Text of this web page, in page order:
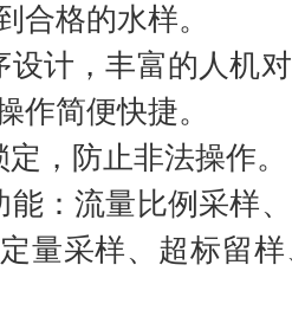
合格的水样。
设计，丰富的人机
作简便快捷。
，防止非法操作。
能：流量比例采样
量采样、超标留